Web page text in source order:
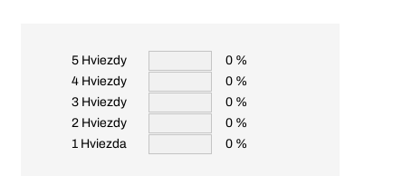
5 Hviezdy
0 %
4 Hviezdy
0 %
3 Hviezdy
0 %
2 Hviezdy
0 %
1 Hviezda
0 %